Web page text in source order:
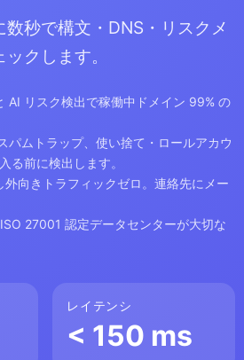
数秒で構文・DNS・リスクメ
クします。
AI リスク検出で稼働中ドメイン 99% の
パムトラップ、使い捨て・ロールアカウ
る前に検出します。
外向きトラフィックゼロ。連絡先にメー
27001 認定データセンターが大切な
レイテンシ
< 150 ms